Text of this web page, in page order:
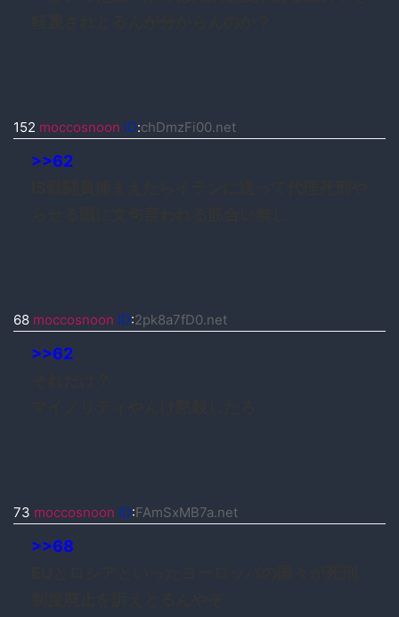
152 moccosnoon ID:chDmzFi00.net
>>62
68 moccosnoon ID:2pk8a7fD0.net
>>62
73 moccosnoon ID:FAmSxMB7a.net
>>68